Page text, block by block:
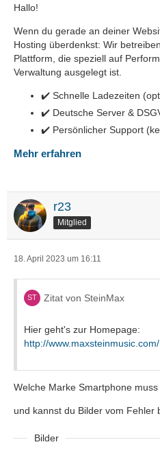
Hallo!
Wenn du gerade an deiner
Hosting überdenkst: Wir
Plattform, die speziell auf
Verwaltung ausgelegt ist.
✔️ Schnelle Ladezeiten
✔️ Deutsche Server &
✔️ Persönlicher Support
Mehr erfahren
r23
Mitglied
18. April 2023 um 16:11
Zitat von SteinMax
Hier geht's zur Homepage:
http://www.maxsteinmusic.com/
Welche Marke Smartphone
und kannst du Bilder vom Fehler
Bilder